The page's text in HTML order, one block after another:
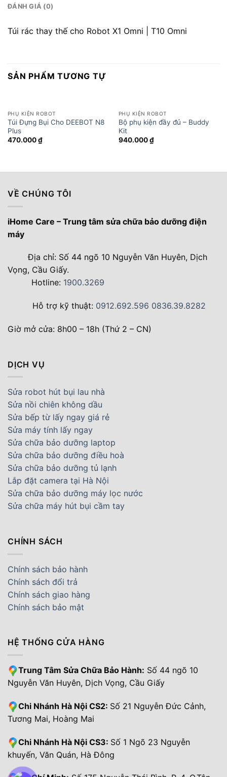
ĐÁNH GIÁ (0)
Túi rác thay thế cho Robot X1 Omni | T10 Omni
SẢN PHẨM TƯƠNG TỰ
PHỤ KIỆN ROBOT
Túi Đựng Bụi Cho DEEBOT N8
Plus
470.000₫
PHỤ KIỆN ROBOT
Bộ phụ kiện đầy đủ – Buddy
Kit
940.000₫
VỀ CHÚNG TÔI
iHome Care – Trung tâm sửa chữa bảo dưỡng điện
máy
Địa chỉ: Số 44 ngõ 10 Nguyễn Văn Huyên, Dịch
Vọng, Cầu Giấy.
Hotline: 1900.3269
Hỗ trợ kỹ thuật: 0912.692.596 0836.39.8282
Giờ mở cửa: 8h00 – 18h (Thứ 2 – CN)
DỊCH VỤ
Sửa robot hút bụi lau nhà
Sửa nồi chiên không dầu
Sửa bếp từ lấy ngay giá rẻ
Sửa máy tính lấy ngay
Sửa chữa bảo dưỡng laptop
Sửa chữa bảo dưỡng điều hoà
Sửa chữa bảo dưỡng tủ lạnh
Lắp đặt camera tại Hà Nội
Sửa chữa bảo dưỡng máy lọc nước
Sửa chữa máy hút bụi cầm tay
CHÍNH SÁCH
Chính sách bảo hành
Chính sách đổi trả
Chính sách giao hàng
Chính sách bảo mật
HỆ THỐNG CỬA HÀNG
Trung Tâm Sửa Chữa Bảo Hành: Số 44 ngõ 10
Nguyễn Văn Huyên, Dịch Vọng, Cầu Giấy
Chi Nhánh Hà Nội CS2: Số 21 Nguyễn Đức Cảnh,
Tương Mai, Hoàng Mai
Chi Nhánh Hà Nội CS3: Số 1 Ngõ 23 Nguyễn
khuyến, Văn Quán, Hà Đông